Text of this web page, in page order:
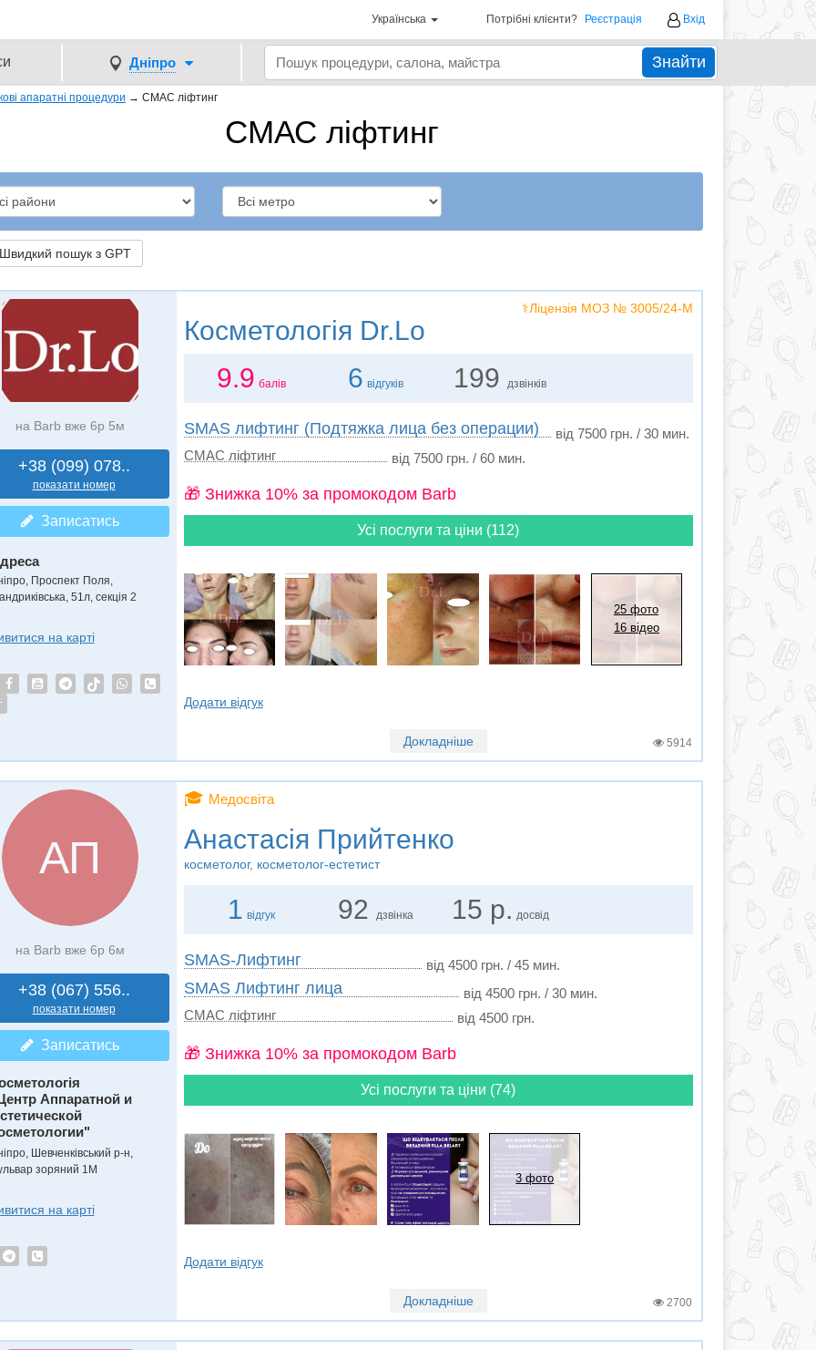
Українська Потрібні клієнти? Реєстрація Вхід
Дніпро Знайти
апаратні процедури → СМАС ліфтинг
СМАС ліфтинг
пошук з GPT
на Barb вже 6р 5м
+38 (099) 078..
показати номер
Записатись
Проспект Поля
51л, секція 2
на карті
⚕️Ліцензія МОЗ № 3005/24-М
Косметологія Dr.Lo
9.9 балів 6 відгуків 199 дзвінків
SMAS лифтинг (Подтяжка лица без операции)
від 7500 грн. / 30 мин.
СМАС ліфтинг
від 7500 грн. / 60 мин.
🎁 Знижка 10% за промокодом Barb
Усі послуги та ціни (112)
25 фото
16 відео
Додати відгук
Докладніше 5914
АП
на Barb вже 6р 6м
+38 (067) 556..
показати номер
Записатись
Аппаратной и
Шевченківський р-н,
зоряний 1М
на карті
🎓 Медосвіта
Анастасiя Прийтенко
косметолог, косметолог-естетист
1 відгук 92 дзвінка 15 р. досвід
SMAS-Лифтинг від 4500 грн. / 45 мин.
SMAS Лифтинг лица
від 4500 грн. / 30 мин.
СМАС ліфтинг
від 4500 грн.
🎁 Знижка 10% за промокодом Barb
Усі послуги та ціни (74)
3 фото
Додати відгук
Докладніше 2700